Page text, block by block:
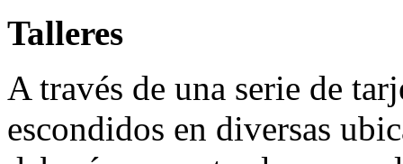
Talleres
A través de una serie de
escondidos en diversas